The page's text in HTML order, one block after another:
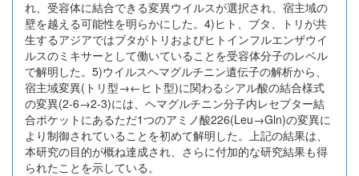
れ、受容体に結合できる変異ウイルスが選択され、宿主域の
壁を越える可能性を明らかにした。4)ヒト、ブタ、トリが共
生するアジアではブタがトリおよびヒトインフルエンザウイ
ルスのミキサーとして働いていることを受容体分子のレベル
で解明した。5)ウイルスヘマグルチニン遺伝子の解析から、
宿主域変異(トリ型→←ヒト型)に関わるシアル酸の結合様式
の変異(2-6→2-3)には、ヘマグルチニン分子内レセプター結
合ポケットにあるただ1つのアミノ酸226(Leu→Gln)の変異に
より制御されていることを初めて解明した。上記の結果は、
本研究の目的が概ね達成され、さらに付加的な研究結果も得
られたことを示している。